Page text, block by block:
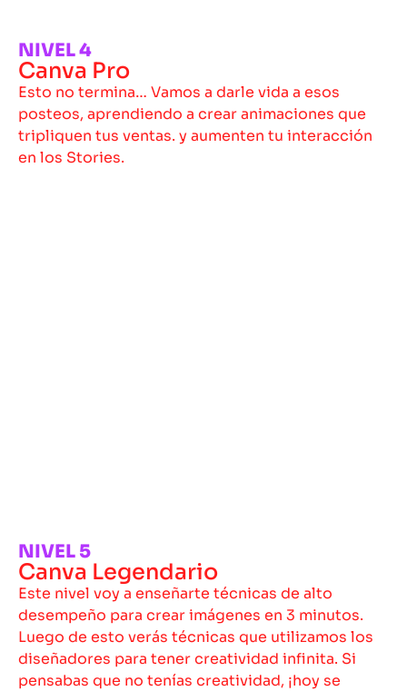
NIVEL 4
Canva Pro
Esto no termina… Vamos a darle vida a esos
posteos, aprendiendo a crear animaciones que
tripliquen tus ventas. y aumenten tu interacción
en los Stories.​
NIVEL 5
Canva Legendario
Este nivel voy a enseñarte técnicas de alto
desempeño para crear imágenes en 3 minutos.
Luego de esto verás técnicas que utilizamos los
diseñadores para tener creatividad infinita. Si
pensabas que no tenías creatividad, ¡hoy se